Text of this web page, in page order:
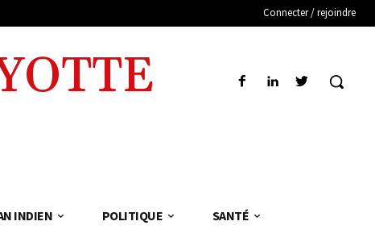
Connecter / rejoindre
INDIEN POLITIQUE SANTÉ